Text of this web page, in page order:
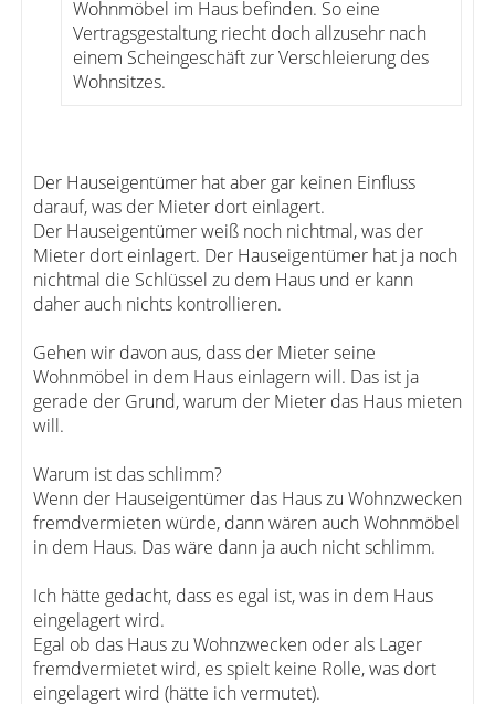
Wohnmöbel im Haus befinden. So eine
Vertragsgestaltung riecht doch allzusehr nach
einem Scheingeschäft zur Verschleierung des
Wohnsitzes.
Der Hauseigentümer hat aber gar keinen Einfluss
darauf, was der Mieter dort einlagert.
Der Hauseigentümer weiß noch nichtmal, was der
Mieter dort einlagert. Der Hauseigentümer hat ja noch
nichtmal die Schlüssel zu dem Haus und er kann
daher auch nichts kontrollieren.
Gehen wir davon aus, dass der Mieter seine
Wohnmöbel in dem Haus einlagern will. Das ist ja
gerade der Grund, warum der Mieter das Haus mieten
will.
Warum ist das schlimm?
Wenn der Hauseigentümer das Haus zu Wohnzwecken
fremdvermieten würde, dann wären auch Wohnmöbel
in dem Haus. Das wäre dann ja auch nicht schlimm.
Ich hätte gedacht, dass es egal ist, was in dem Haus
eingelagert wird.
Egal ob das Haus zu Wohnzwecken oder als Lager
fremdvermietet wird, es spielt keine Rolle, was dort
eingelagert wird (hätte ich vermutet).